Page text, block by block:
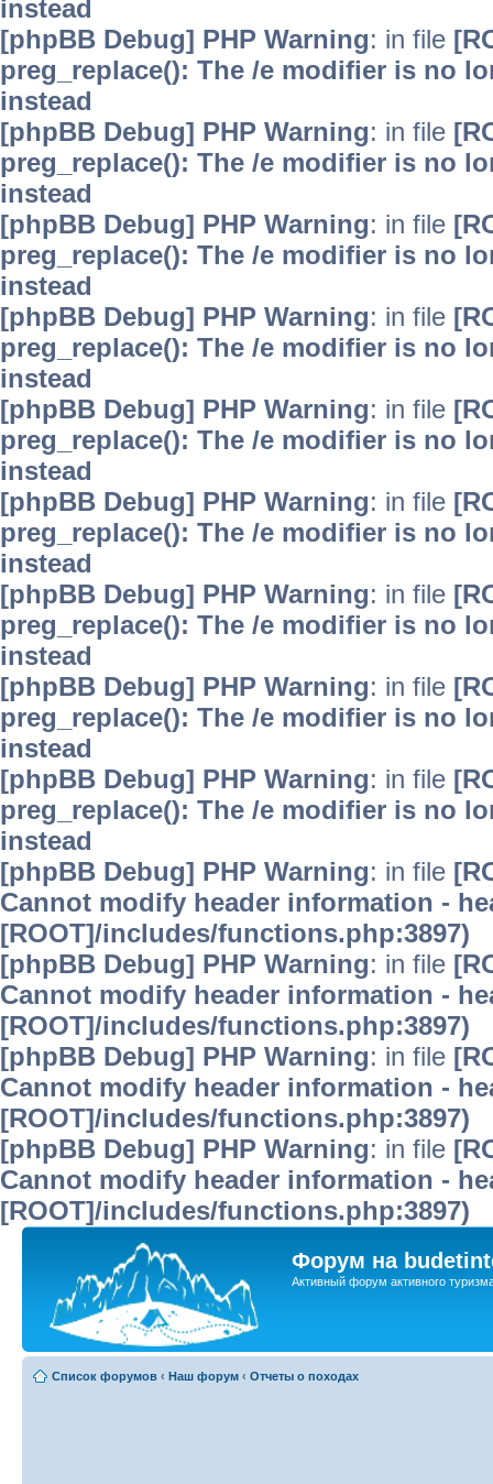
instead
[phpBB Debug] PHP Warning: in file
preg_replace(): The /e modifier is no
instead
[phpBB Debug] PHP Warning: in file
preg_replace(): The /e modifier is no
instead
[phpBB Debug] PHP Warning: in file
preg_replace(): The /e modifier is no
instead
[phpBB Debug] PHP Warning: in file
preg_replace(): The /e modifier is no
instead
[phpBB Debug] PHP Warning: in file
preg_replace(): The /e modifier is no
instead
[phpBB Debug] PHP Warning: in file
preg_replace(): The /e modifier is no
instead
[phpBB Debug] PHP Warning: in file
preg_replace(): The /e modifier is no
instead
[phpBB Debug] PHP Warning: in file
preg_replace(): The /e modifier is no
instead
[phpBB Debug] PHP Warning: in file
preg_replace(): The /e modifier is no
instead
[phpBB Debug] PHP Warning: in file
Cannot modify header information -
[ROOT]/includes/functions.php:3897)
[phpBB Debug] PHP Warning: in file
Cannot modify header information -
[ROOT]/includes/functions.php:3897)
[phpBB Debug] PHP Warning: in file
Cannot modify header information -
[ROOT]/includes/functions.php:3897)
[phpBB Debug] PHP Warning: in file
Cannot modify header information -
[ROOT]/includes/functions.php:3897)
Форум на
Активный форум активного
Список форумов ‹ Наш форум ‹ Отчеты о походах